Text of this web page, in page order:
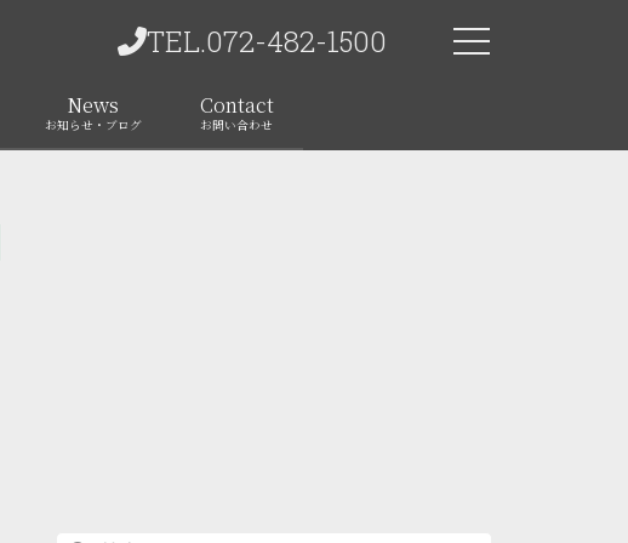
TEL.072-482-1500
News
お知らせ・ブログ
Contact
お問い合わせ